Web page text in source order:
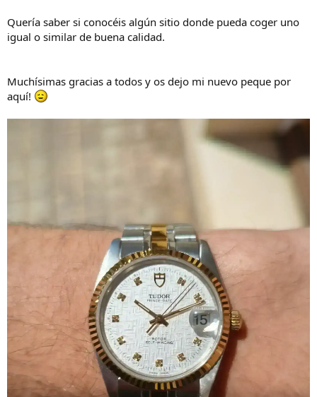
Quería saber si conocéis algún sitio donde pueda coger uno
igual o similar de buena calidad.
Muchísimas gracias a todos y os dejo mi nuevo peque por
aquí!